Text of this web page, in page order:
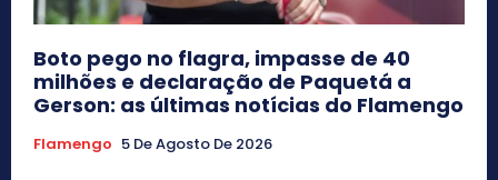
Boto pego no flagra, impasse de 40
milhões e declaração de Paquetá a
Gerson: as últimas notícias do Flamengo
Flamengo 5 De Agosto De 2026